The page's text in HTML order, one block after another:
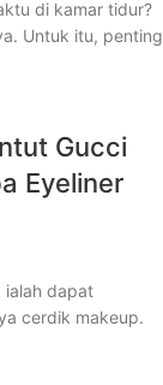
di kamar tidur?
Untuk itu, penting
Gucci
Eyeliner
ialah dapat
cerdik makeup.